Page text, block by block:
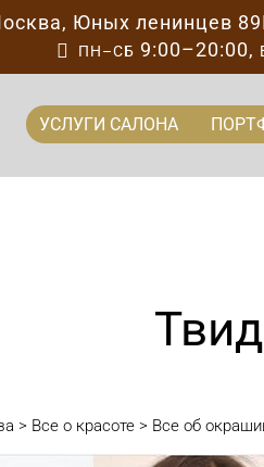
, Юных ленинцев
 ПН–СБ 9:00–20:00,
УСЛУГИ САЛОНА
> Все о красоте > Все об